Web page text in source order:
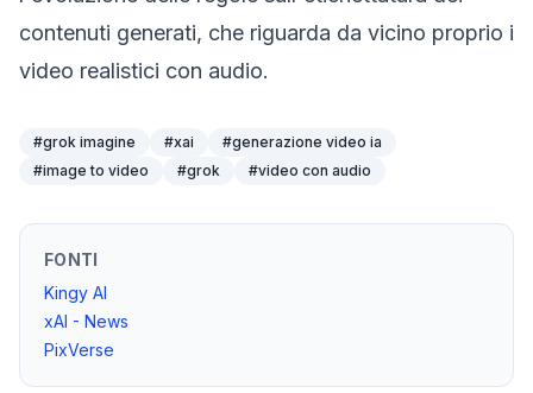
contenuti generati, che riguarda da vicino proprio i
video realistici con audio.
#grok imagine #xai #generazione video ia
#image to video #grok #video con audio
FONTI
Kingy AI
xAI - News
PixVerse